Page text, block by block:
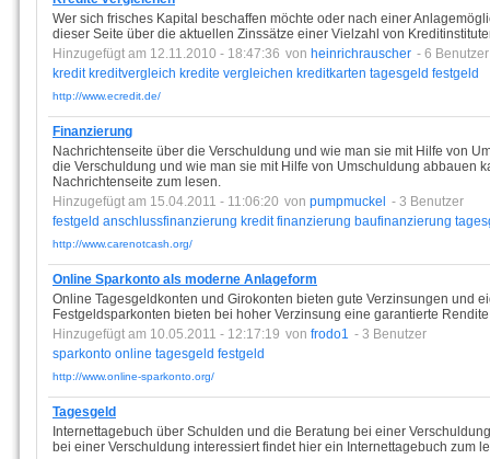
Wer sich frisches Kapital beschaffen möchte oder nach einer
dieser Seite über die aktuellen Zinssätze einer Vielzahl von
Hinzugefügt am 12.11.2010 - 18:47:36 von heinrichrauscher - 6 Benutzer
kredit kreditvergleich kredite vergleichen kreditkarten tagesgeld festgeld
http://www.ecredit.de/
Finanzierung
Nachrichtenseite über die Verschuldung und wie man sie mit Hilfe von
die Verschuldung und wie man sie mit Hilfe von Umschuldung abbauen
Nachrichtenseite zum lesen.
Hinzugefügt am 15.04.2011 - 11:06:20 von pumpmuckel
- 3 Benutzer
festgeld anschlussfinanzierung kredit finanzierung baufinanzierung
http://www.carenotcash.org/
Online Sparkonto als moderne Anlageform
Online Tagesgeldkonten und Girokonten bieten gute Verzinsungen und
Festgeldsparkonten bieten bei hoher Verzinsung eine garantierte
Hinzugefügt am 10.05.2011 - 12:17:19 von frodo1 - 3 Benutzer
sparkonto online tagesgeld festgeld
http://www.online-sparkonto.org/
Tagesgeld
Internettagebuch über Schulden und die Beratung bei einer
bei einer Verschuldung interessiert findet hier ein Internettagebuch zum